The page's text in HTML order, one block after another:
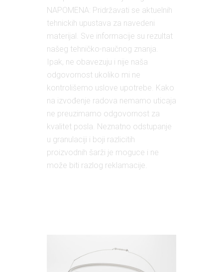
NAPOMENA: Pridržavati se aktuelnih
tehnickih upustava za navedeni
materijal. Sve informacije su rezultat
našeg tehničko-naučnog znanja.
Ipak, ne obavezuju i nije naša
odgovornost ukoliko mi ne
kontrolišemo uslove upotrebe. Kako
na izvođenje radova nemamo uticaja
ne preuzimamo odgovornost za
kvalitet posla. Neznatno odstupanje
u granulaciji i boji razlicitih
proizvodnih šarži je moguce i ne
može biti razlog reklamacije.